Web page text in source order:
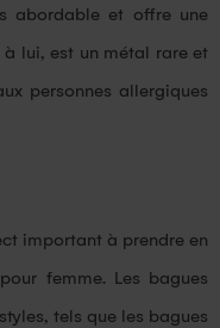
abordable et offre une
lui, est un métal rare et
personnes allergiques
important à prendre en
femme. Les bagues
tels que les bagues